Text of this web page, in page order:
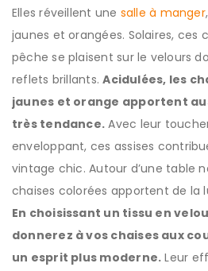
Elles réveillent une salle à manger
jaunes et orangées. Solaires, ces
pêche se plaisent sur le velours
reflets brillants.Acidulées, les
jaunes et orange apportent
très tendance. Avec leur
enveloppant, ces assises
vintage chic. Autour d’une table
chaises colorées apportent de la
En choisissant un tissu en
donnerez à vos chaises aux
un esprit plus moderne. Leur